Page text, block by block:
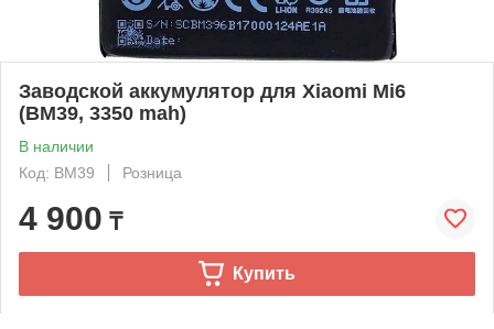
Заводской аккумулятор для Xiaomi Mi6
(BM39, 3350 mah)
В наличии
Код: BM39
Розница
4 900 ₸
Купить